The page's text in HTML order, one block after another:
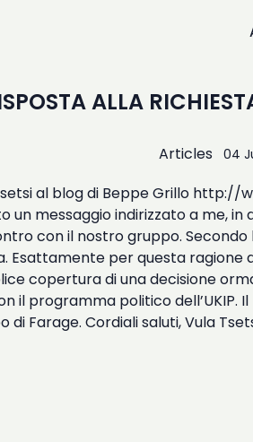
ALLA
Articles 04
al blog di Beppe Grillo
un messaggio indirizzato a me,
con il nostro gruppo. Secondo
Esattamente per questa
copertura di una decisione
il programma politico
di Farage. Cordiali saluti, Vula